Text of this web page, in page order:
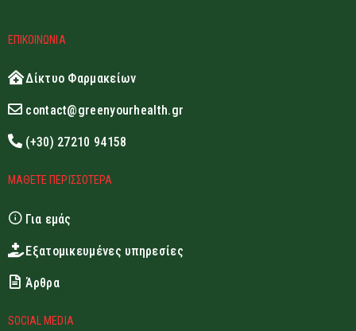
ΕΠΙΚΟΙΝΩΝΙΑ
Δίκτυο Φαρμακείων
contact@greenyourhealth.gr
(+30) 27210 94158
ΜΑΘΕΤΕ ΠΕΡΙΣΣΟΤΕΡΑ
Για εμάς
Εξατομικευμένες υπηρεσίες
Άρθρα
SOCIAL MEDIA